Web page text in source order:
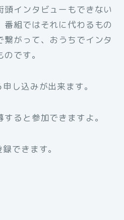
インタビューもできない
組ではそれに代わるもの
がって、おうちでインタ
です。
し込みが出来ます。
ると参加できますよ。
できます。